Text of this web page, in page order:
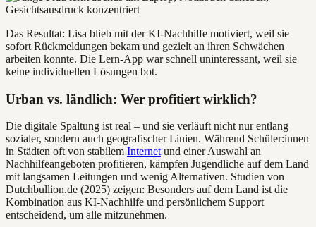
Das Resultat: Lisa blieb mit der KI-Nachhilfe motiviert, weil sie
sofort Rückmeldungen bekam und gezielt an ihren Schwächen
arbeiten konnte. Die Lern-App war schnell uninteressant, weil sie
keine individuellen Lösungen bot.
Urban vs. ländlich: Wer profitiert wirklich?
Die digitale Spaltung ist real – und sie verläuft nicht nur entlang
sozialer, sondern auch geografischer Linien. Während Schüler:innen
in Städten oft von stabilem Internet und einer Auswahl an
Nachhilfeangeboten profitieren, kämpfen Jugendliche auf dem Land
mit langsamen Leitungen und wenig Alternativen. Studien von
Dutchbullion.de (2025) zeigen: Besonders auf dem Land ist die
Kombination aus KI-Nachhilfe und persönlichem Support
entscheidend, um alle mitzunehmen.